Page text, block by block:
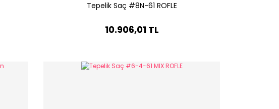
Tepelik Saç #8N-61 ROFLE
10.906,01 TL